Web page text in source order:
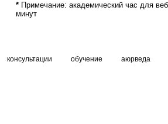
* Примечание: академический час для
минут
консультации обучение аюрведа